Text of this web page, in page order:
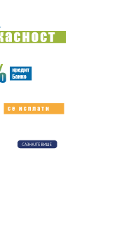
– svako osmo novo
da pusti Janisa,
pobednika"
i bešiku